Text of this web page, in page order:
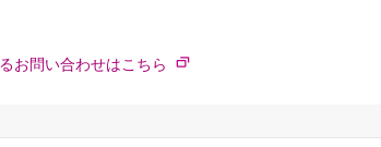
お問い合わせはこちら